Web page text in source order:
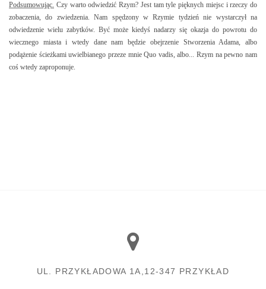
Podsumowując. Czy warto odwiedzić Rzym? Jest tam tyle pięknych miejsc i rzeczy do
zobaczenia, do zwiedzenia. Nam spędzony w Rzymie tydzień nie wystarczył na
odwiedzenie wielu zabytków. Być może kiedyś nadarzy się okazja do powrotu do
wiecznego miasta i wtedy dane nam będzie obejrzenie Stworzenia Adama, albo
podążenie ścieżkami uwielbianego przeze mnie Quo vadis, albo... Rzym na pewno nam
coś wtedy zaproponuje.
UL. PRZYKŁADOWA 1A,12-347 PRZYKŁAD